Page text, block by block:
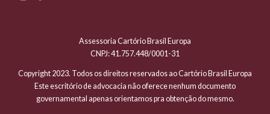
Assessoria Cartório Brasil Europa
CNPJ: 41.757.448/0001-31
Copyright 2023. Todos os direitos reservados ao Cartório Brasil Europa
Este escritório de advocacia não oferece nenhum documento
governamental apenas orientamos pra obtenção do mesmo.